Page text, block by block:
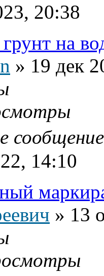
20:38
на
» 19 дек
14:10
» 13